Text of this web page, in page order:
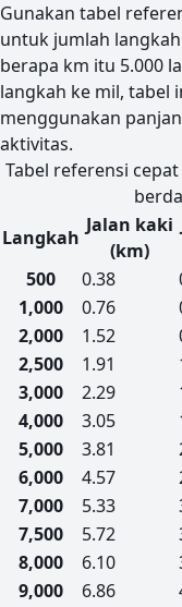
Gunakan tabel
untuk jumlah
berapa km itu 5.000
langkah ke mil, tabel
menggunakan
aktivitas.
Tabel referensi
Langkah
Jalan kaki
(km)
500
0.38
1,000
0.76
2,000
1.52
2,500
1.91
3,000
2.29
4,000
3.05
5,000
3.81
6,000
4.57
7,000
5.33
7,500
5.72
8,000
6.10
9,000
6.86